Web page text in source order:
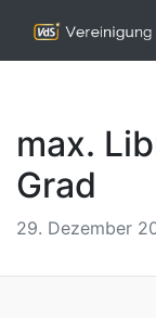
max.
Grad
29. Dezember